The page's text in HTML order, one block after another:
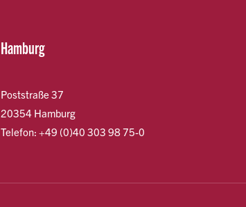
Hamburg
Poststraße 37
20354 Hamburg
Telefon: +49 (0)40 303 98 75-0